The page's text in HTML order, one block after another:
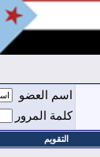
اسم العضو
كلمة المرور
التقويم